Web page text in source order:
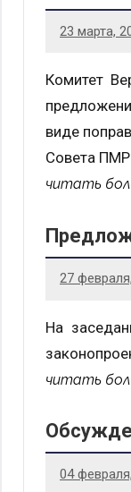
23 марта,
Комитет
виде
Совета
читать
27
На
читать
04